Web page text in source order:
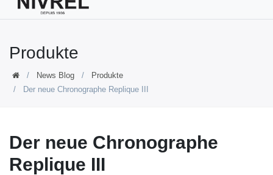
Produkte
News Blog
Produkte
Der neue Chronographe Replique III
Der neue Chronographe
Replique III